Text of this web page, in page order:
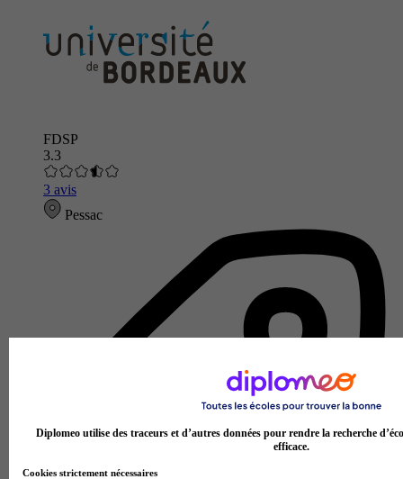
FDSP
3.3
3 avis
Pessac
Diplomeo utilise des traceurs et d’autres données pour rendre la recherche
efficace.
Cookies strictement nécessaires